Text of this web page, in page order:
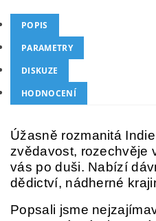
POPIS
PARAMETRY
DISKUZE
HODNOCENÍ
Úžasně rozmanitá
zvědavost, rozechvěje
vás po duši. Nabízí
dědictví, nádherné
Popsali jsme